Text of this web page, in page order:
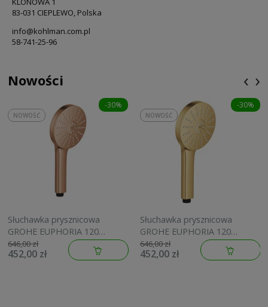
83-031 CIEPLEWO, Polska
info@kohlman.com.pl
58-741-25-96
Nowości
-30%
Słuchawka prysznicowa
GROHE EUPHORIA 120
brushed warm sunset
134883DL00
646,00 zł
452,00 zł
NOWOŚĆ
-30%
Słuchawka prysznicowa
GROHE EUPHORIA 120
brushed cool sunrise
134883GN00
646,00 zł
452,00 zł
NOWOŚĆ
‹ ›